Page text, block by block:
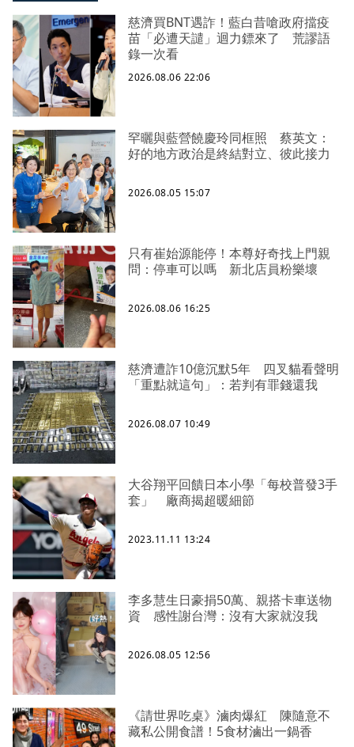
慈濟買BNT遇詐！藍白昔嗆政府擋疫
苗「必遭天譴」迴力鏢來了 荒謬語
錄一次看
2026.08.06 22:06
罕曬與藍營饒慶玲同框照 蔡英文：
好的地方政治是終結對立、彼此接力
2026.08.05 15:07
只有崔始源能停！本尊好奇找上門親
問：停車可以嗎 新北店員粉樂壞
2026.08.06 16:25
慈濟遭詐10億沉默5年 四叉貓看聲明
「重點就這句」：若判有罪錢還我
2026.08.07 10:49
大谷翔平回饋日本小學「每校普發3手
套」 廠商揭超暖細節
2023.11.11 13:24
李多慧生日豪捐50萬、親搭卡車送物
資 感性謝台灣：沒有大家就沒我
2026.08.05 12:56
《請世界吃桌》滷肉爆紅 陳隨意不
藏私公開食譜！5食材滷出一鍋香